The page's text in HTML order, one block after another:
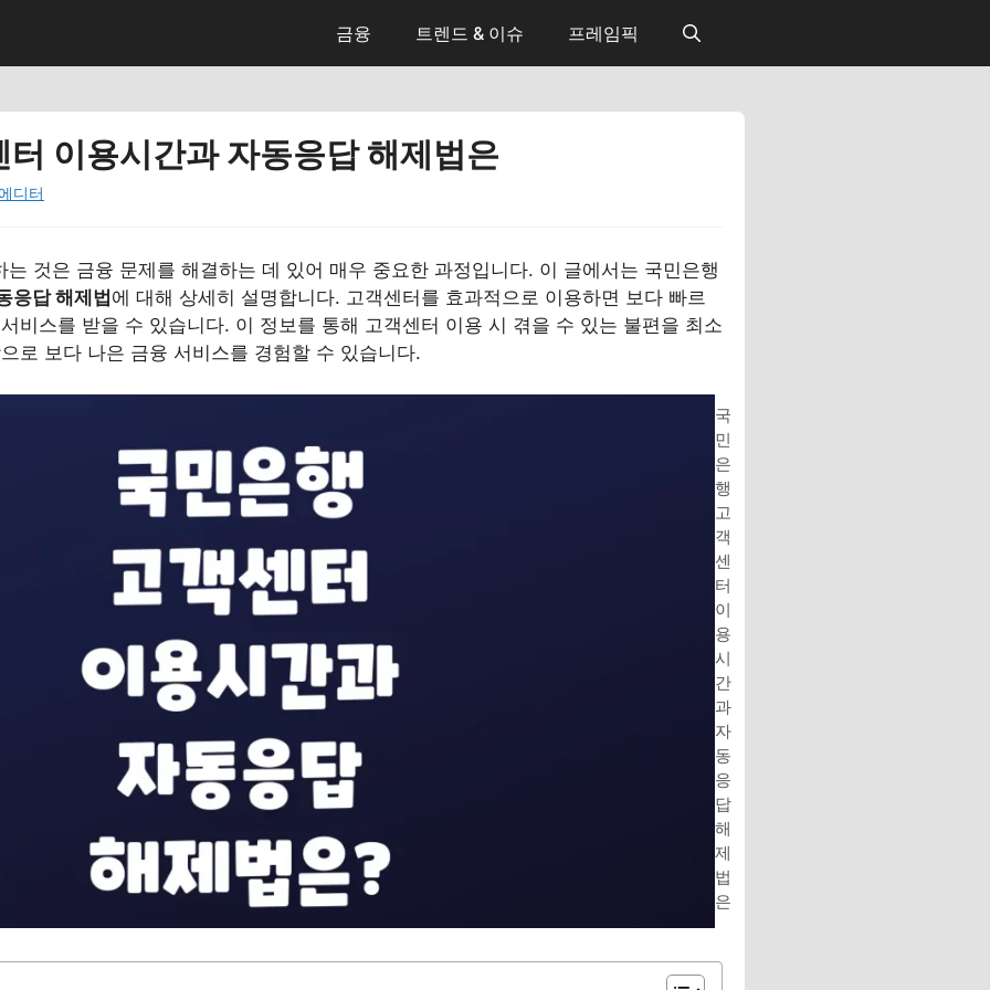
금융 트렌드 & 이슈 프레임픽
이용시간과 자동응답 해제법은
디터
것은 금융 문제를 해결하는 데 있어 매우 중요한 과정입니다. 이 글에서는 국민은행
응답 해제법에 대해 상세히 설명합니다. 고객센터를 효과적으로 이용하면 보다 빠르
비스를 받을 수 있습니다. 이 정보를 통해 고객센터 이용 시 겪을 수 있는 불편을 최소
로 보다 나은 금융 서비스를 경험할 수 있습니다.
국
민
은
행
고
객
센
터
이
용
시
간
과
자
동
응
답
해
제
법
은